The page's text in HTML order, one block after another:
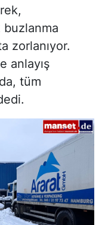
buzlanma
zorlanıyor.
anlayış
tüm